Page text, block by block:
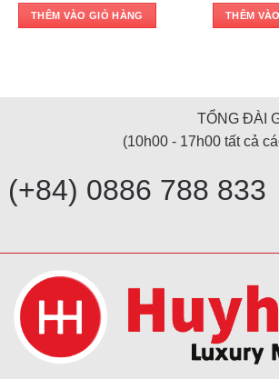
THÊM VÀO GIỎ HÀNG THÊM
TỔNG ĐÀI
(10h00 - 17h00 tất cả
(+84) 0886 788 833